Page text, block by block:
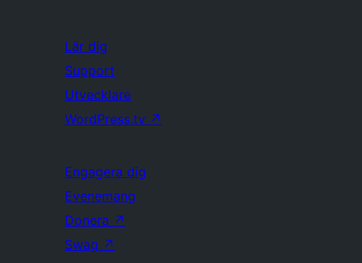
Lär dig
Support
Utvecklare
WordPress.tv ↗
Engagera dig
Evenemang
Donera ↗
Swag ↗